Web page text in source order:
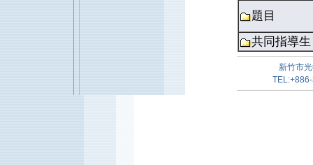
題目
共同指導
新竹市